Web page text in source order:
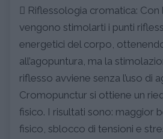
 Riflessologia cromatica:
vengono stimolarti i punti
energetici del corpo,
all’agopuntura, ma la
riflesso avviene senza l’uso di
Cromopunctur si ottiene un
fisico. I risultati sono: maggior
fisico, sblocco di tensioni e